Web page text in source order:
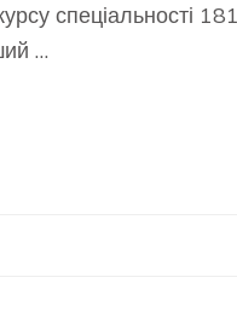
спеціальності
…